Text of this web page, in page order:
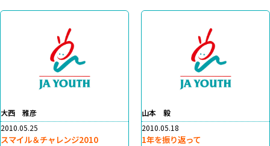
大西 雅彦
2010.05.25
スマイル＆チャレンジ2010
山本 毅
2010.05.18
1年を振り返って